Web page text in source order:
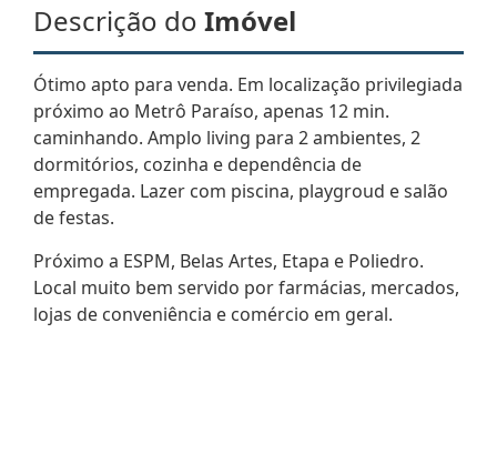
Descrição do Imóvel
Ótimo apto para venda. Em localização privilegiada
próximo ao Metrô Paraíso, apenas 12 min.
caminhando. Amplo living para 2 ambientes, 2
dormitórios, cozinha e dependência de
empregada. Lazer com piscina, playgroud e salão
de festas.
Próximo a ESPM, Belas Artes, Etapa e Poliedro.
Local muito bem servido por farmácias, mercados,
lojas de conveniência e comércio em geral.